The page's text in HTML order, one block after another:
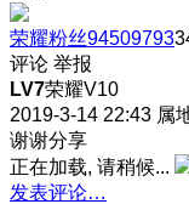
荣耀粉丝94509793
评论 举报
LV7荣耀V10
2019-3-14 22:43 属
谢谢分享
正在加载, 请稍候...
发表评论…